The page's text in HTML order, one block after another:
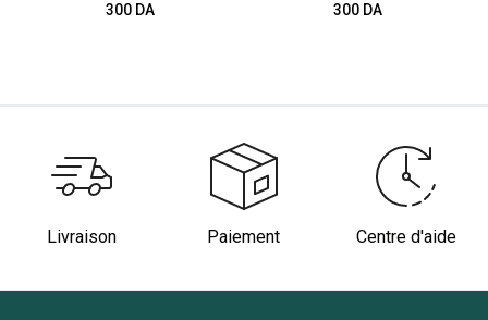
300 DA 300 DA
Livraison Paiement Centre d'aide